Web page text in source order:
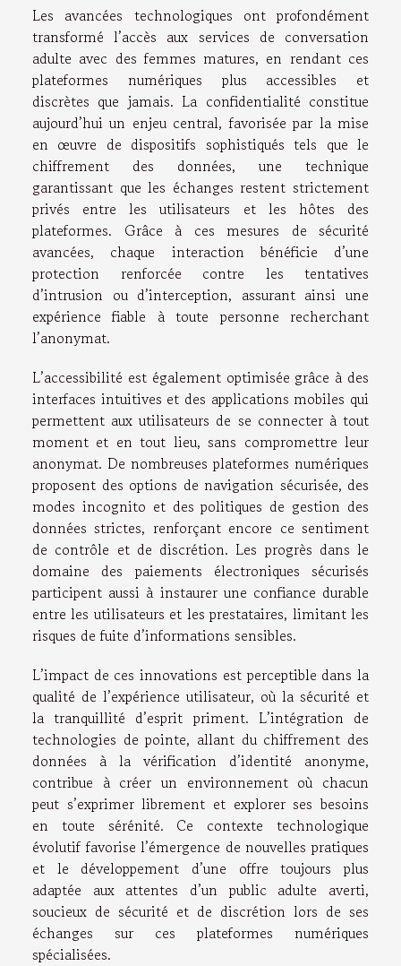
Les avancées technologiques ont profondément
transformé l’accès aux services de conversation
adulte avec des femmes matures, en rendant ces
plateformes numériques plus accessibles et
discrètes que jamais. La confidentialité constitue
aujourd’hui un enjeu central, favorisée par la mise
en œuvre de dispositifs sophistiqués tels que le
chiffrement des données, une technique
garantissant que les échanges restent strictement
privés entre les utilisateurs et les hôtes des
plateformes. Grâce à ces mesures de sécurité
avancées, chaque interaction bénéficie d’une
protection renforcée contre les tentatives
d’intrusion ou d’interception, assurant ainsi une
expérience fiable à toute personne recherchant
l’anonymat.
L’accessibilité est également optimisée grâce à des
interfaces intuitives et des applications mobiles qui
permettent aux utilisateurs de se connecter à tout
moment et en tout lieu, sans compromettre leur
anonymat. De nombreuses plateformes numériques
proposent des options de navigation sécurisée, des
modes incognito et des politiques de gestion des
données strictes, renforçant encore ce sentiment
de contrôle et de discrétion. Les progrès dans le
domaine des paiements électroniques sécurisés
participent aussi à instaurer une confiance durable
entre les utilisateurs et les prestataires, limitant les
risques de fuite d’informations sensibles.
L’impact de ces innovations est perceptible dans la
qualité de l’expérience utilisateur, où la sécurité et
la tranquillité d’esprit priment. L’intégration de
technologies de pointe, allant du chiffrement des
données à la vérification d’identité anonyme,
contribue à créer un environnement où chacun
peut s’exprimer librement et explorer ses besoins
en toute sérénité. Ce contexte technologique
évolutif favorise l’émergence de nouvelles pratiques
et le développement d’une offre toujours plus
adaptée aux attentes d’un public adulte averti,
soucieux de sécurité et de discrétion lors de ses
échanges sur ces plateformes numériques
spécialisées.